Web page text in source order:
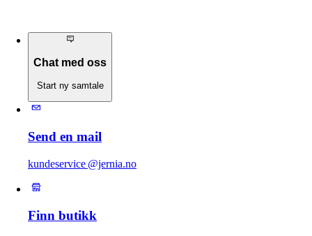
Chat med oss
Start ny samtale
Send en mail
kundeservice @jernia.no
Finn butikk